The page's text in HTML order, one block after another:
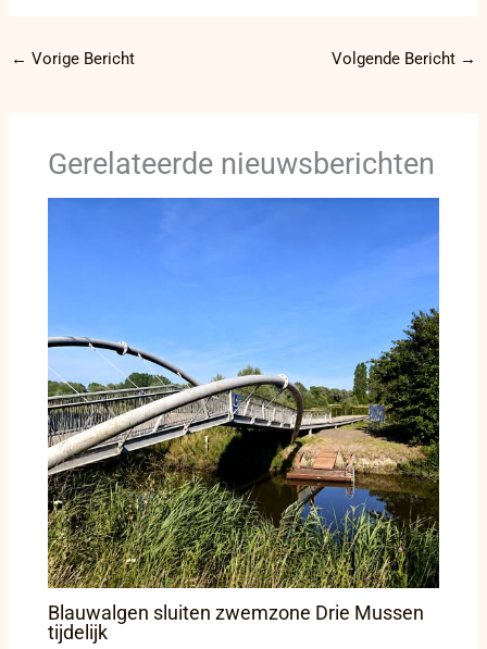
← Vorige Bericht Volgende Bericht →
Gerelateerde nieuwsberichten
Blauwalgen sluiten zwemzone Drie Mussen
tijdelijk